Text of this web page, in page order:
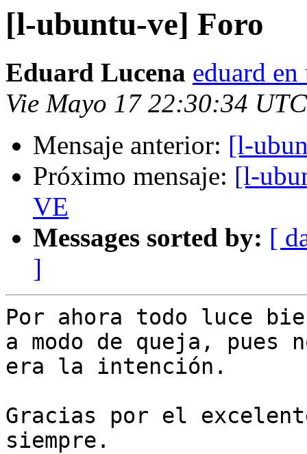
[l-ubuntu-ve] Foro
Eduard Lucena eduard
Vie Mayo 17 22:30:34
Mensaje anterior: [l-
Próximo mensaje: [l-
VE
Messages sorted by: [
]
Por ahora todo luce
a modo de queja, pues
era la intención.
Gracias por el
siempre.